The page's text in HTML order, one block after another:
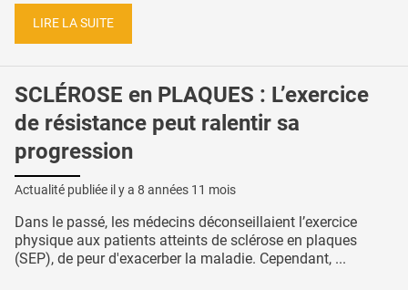
LIRE LA SUITE
SCLÉROSE en PLAQUES : L’exercice
de résistance peut ralentir sa
progression
Actualité publiée il y a 8 années 11 mois
Dans le passé, les médecins déconseillaient l’exercice
physique aux patients atteints de sclérose en plaques
(SEP), de peur d'exacerber la maladie. Cependant, ...